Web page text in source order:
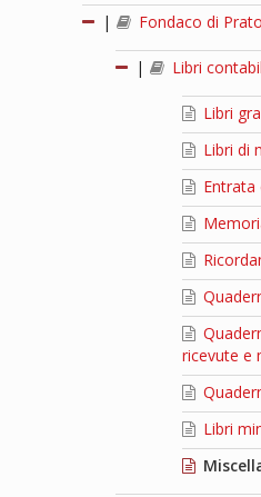
|
Fondaco di Prato
| Libri
Libri
Libri di
Entrata
ricevute e
Libri